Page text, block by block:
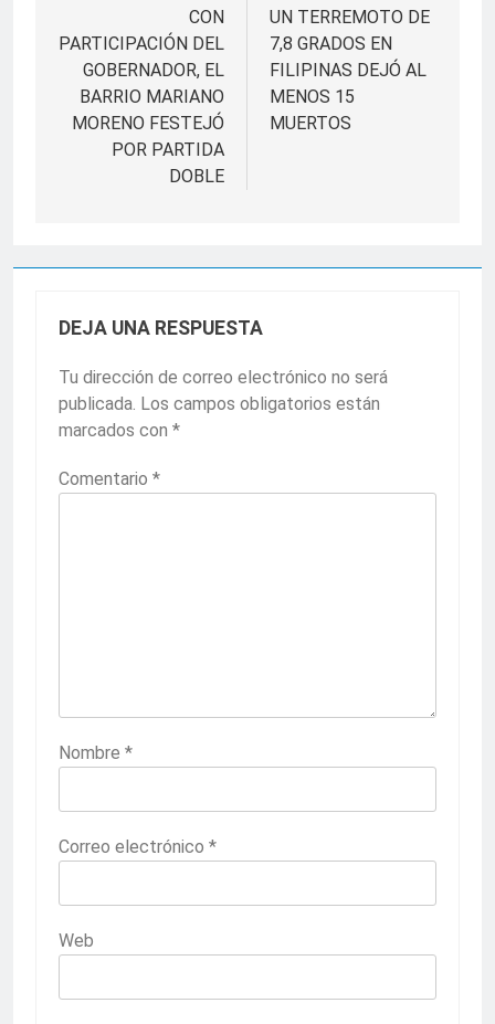
entradas
CON
PARTICIPACIÓN DEL
GOBERNADOR, EL
BARRIO MARIANO
MORENO FESTEJÓ
POR PARTIDA
DOBLE
UN TERREMOTO DE
7,8 GRADOS EN
FILIPINAS DEJÓ AL
MENOS 15
MUERTOS
DEJA UNA RESPUESTA
Tu dirección de correo electrónico no será
publicada. Los campos obligatorios están
marcados con *
Comentario *
Nombre *
Correo electrónico *
Web